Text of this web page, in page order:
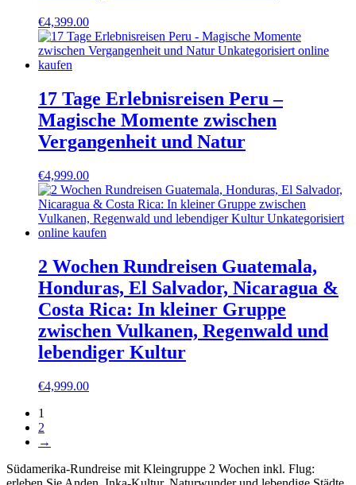
€4,399.00
17 Tage Erlebnisreisen Peru –
Magische Momente zwischen
Vergangenheit und Natur
€4,999.00
2 Wochen Rundreisen Guatemala,
Honduras, El Salvador, Nicaragua &
Costa Rica: In kleiner Gruppe
zwischen Vulkanen, Regenwald und
lebendiger Kultur
€4,999.00
1
2
→
Südamerika-Rundreise mit Kleingruppe 2 Wochen inkl. Flug: